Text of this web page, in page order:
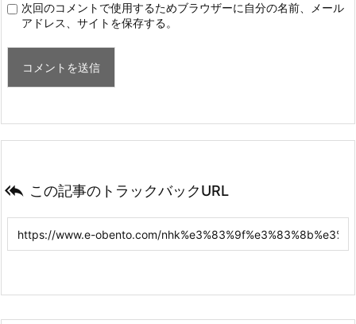
次回のコメントで使用するためブラウザーに自分の名前、メール
アドレス、サイトを保存する。
 この記事のトラックバックURL